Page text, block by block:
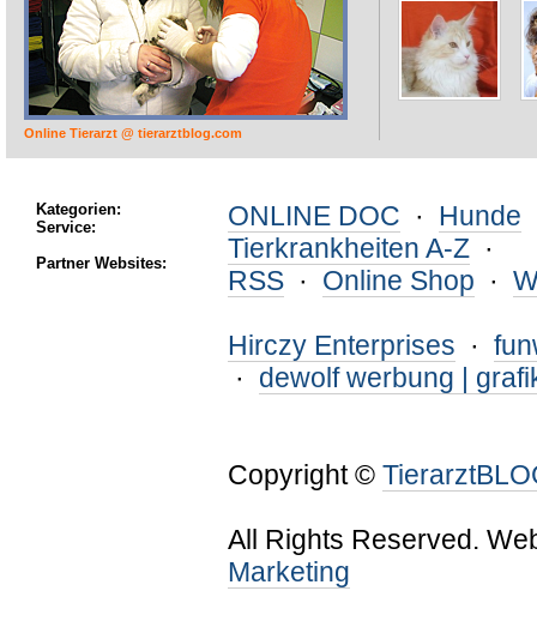
Online Tierarzt @ tierarztblog.com
Kategorien:
Service:
Partner Websites:
ONLINE DOC · Hunde
Tierkrankheiten A-Z ·
RSS · Online Shop ·
Hirczy Enterprises ·
· dewolf werbung |
Copyright ©
All Rights Reserved.
Marketing